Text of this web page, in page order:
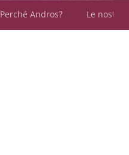
Perché Andros? Le nostre